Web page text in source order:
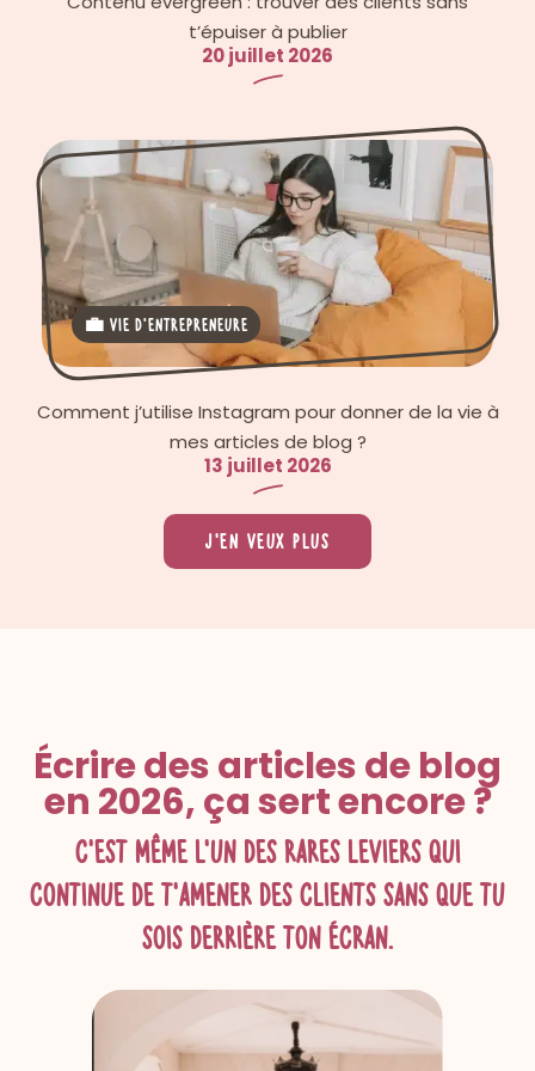
t’épuiser à publier
20 juillet 2026
💼 Vie d'entrepreneure
Comment j’utilise Instagram pour donner de la vie à
mes articles de blog ?
13 juillet 2026
J’en veux plus
Écrire des articles de blog
en 2026, ça sert encore ?
c'est même l'un des rares leviers qui
continue de t'amener des clients sans que tu
sois derrière ton écran.